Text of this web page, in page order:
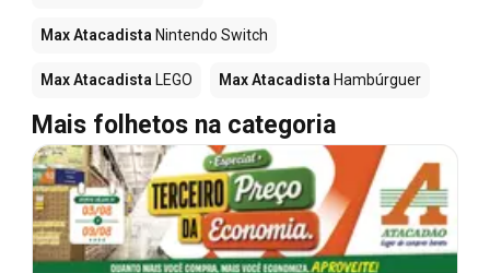
Max Atacadista Nintendo Switch
Max Atacadista LEGO Max Atacadista Hambúrguer
Mais folhetos na categoria